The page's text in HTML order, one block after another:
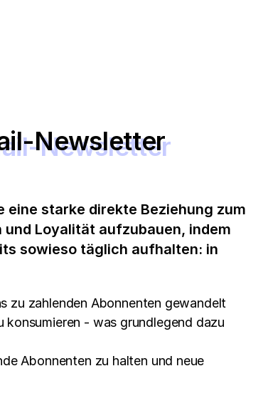
Newsletter
starke direkte Beziehung zum
Loyalität aufzubauen, indem
sowieso täglich aufhalten: in
zu zahlenden Abonnenten gewandelt
- was grundlegend dazu
Abonnenten zu halten und neue